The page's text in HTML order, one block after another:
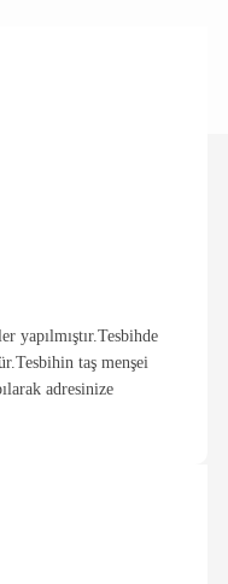
yapılmıştır.Tesbihde
taş menşei
adresinize